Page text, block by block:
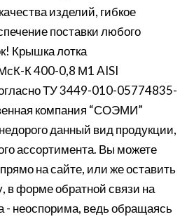
изделий, гибкое
поставки любого
Крышка лотка
К 400-0,8 М1 AISI
ТУ 3449-010-05774835-
компания “СОЭМИ”
данный вид продукции,
ассортимента. Вы можете
на сайте, или же оставить
в форме обратной связи на
- неоспорима, ведь обращаясь